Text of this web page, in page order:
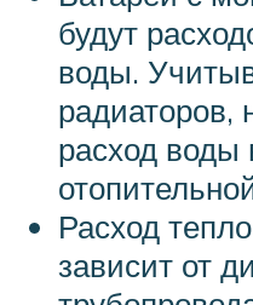
будут
воды.
радиаторов,
расход воды
Расход
зависит от